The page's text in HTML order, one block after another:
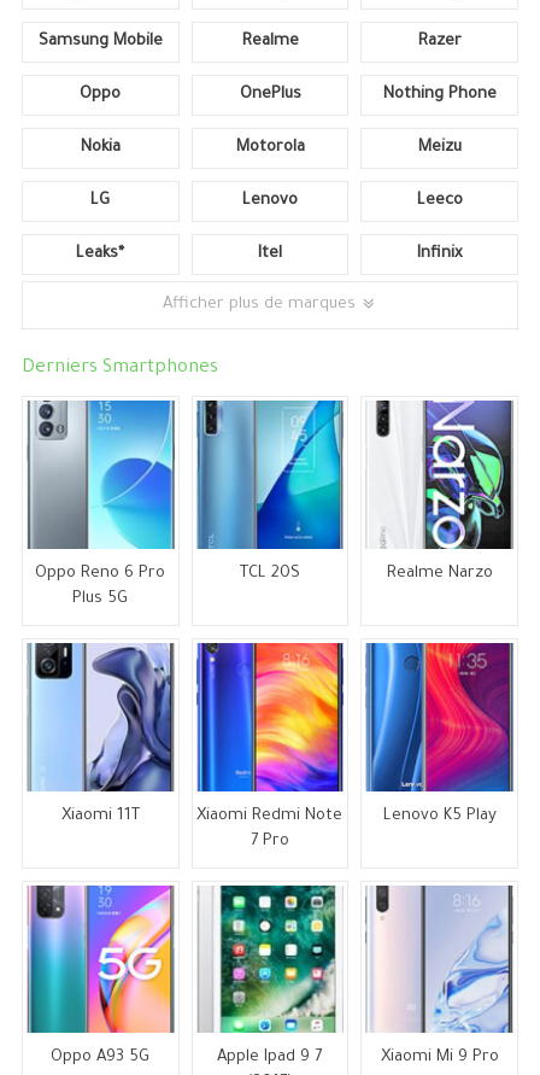
Samsung Mobile Realme Razer
Oppo OnePlus Nothing Phone
Nokia Motorola Meizu
LG Lenovo Leeco
Leaks* Itel Infinix
Afficher plus de marques
Derniers Smartphones
Oppo Reno 6 Pro
Plus 5G
TCL 20S Realme Narzo
Xiaomi 11T
Xiaomi Redmi Note
7 Pro
Lenovo K5 Play
Oppo A93 5G
Apple Ipad 9 7
Xiaomi Mi 9 Pro